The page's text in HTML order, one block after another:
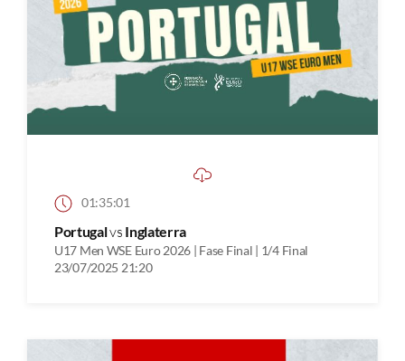
01:35:01
Portugalvs Inglaterra
U17 Men WSE Euro 2026 | Fase Final | 1/4 Final
23/07/2025 21:20